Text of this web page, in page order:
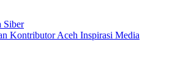
Siber
Kontributor Aceh Inspirasi Media